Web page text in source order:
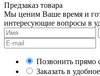
Предзаказ товара
Мы ценим Ваше время и
интересующие вопросы в
Позвонить прямо
Заказать в